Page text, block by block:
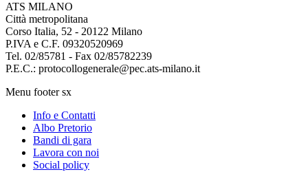
ATS MILANO
Città metropolitana
Corso Italia, 52 - 20122 Milano
P.IVA e C.F. 09320520969
Tel. 02/85781 - Fax 02/85782239
P.E.C.: protocollogenerale@pec.ats-milano.it
Menu footer sx
Info e Contatti
Albo Pretorio
Bandi di gara
Lavora con noi
Social policy